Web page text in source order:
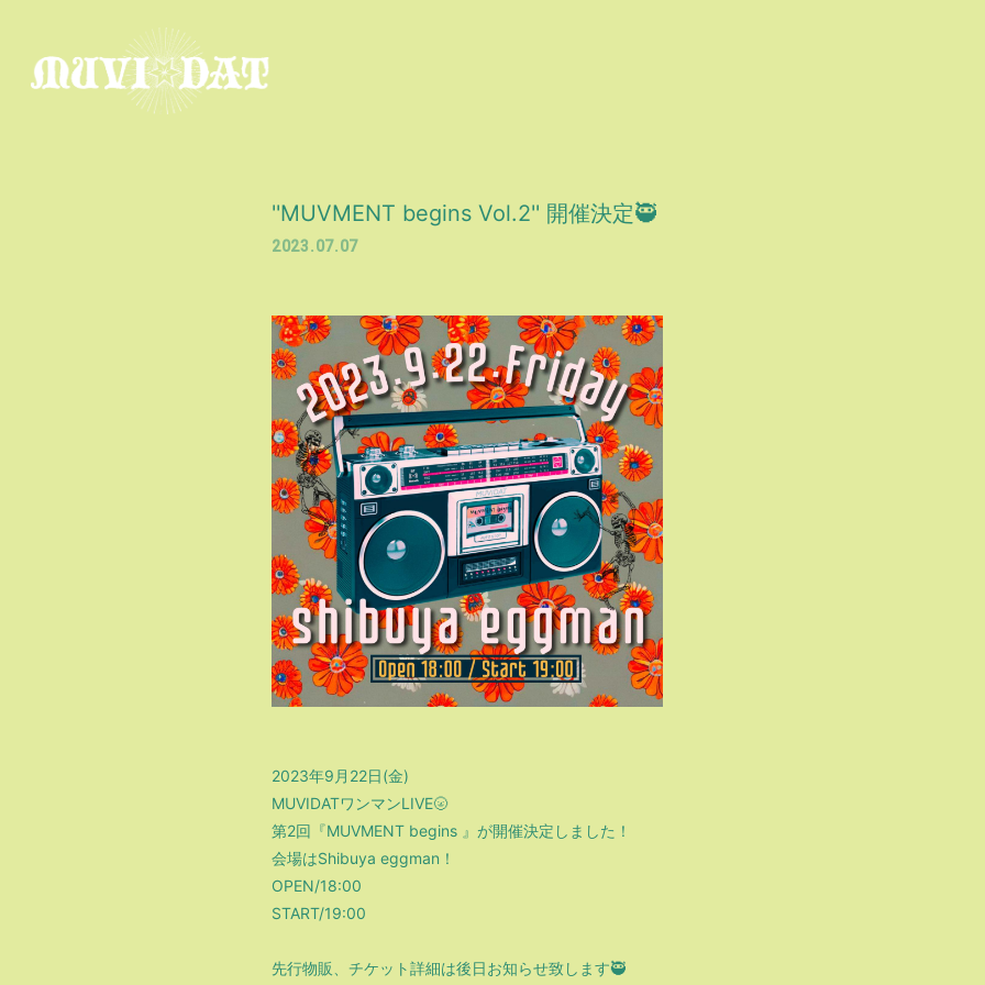
''MUVMENT begins Vol.2'' 開催決定🥷
2023.07.07
2023年9月22日(金)
MUVIDATワンマンLIVE🌝
第2回『MUVMENT begins 』が開催決定しました！
会場はShibuya eggman！
OPEN/18:00
START/19:00
先行物販、チケット詳細は後日お知らせ致します🥷